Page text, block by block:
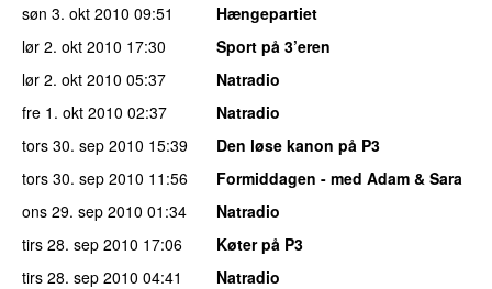
søn 3. okt 2010 09:51
Hængepartiet
lør 2. okt 2010 17:30
Sport på 3’eren
lør 2. okt 2010 05:37
Natradio
fre 1. okt 2010 02:37
Natradio
tors 30. sep 2010 15:39
Den løse kanon på P3
tors 30. sep 2010 11:56
Formiddagen - med Adam & Sara
ons 29. sep 2010 01:34
Natradio
tirs 28. sep 2010 17:06
Køter på P3
tirs 28. sep 2010 04:41
Natradio